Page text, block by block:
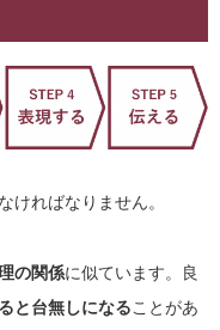
ければなりません。
の関係に似ています。良
と台無しになることがあ